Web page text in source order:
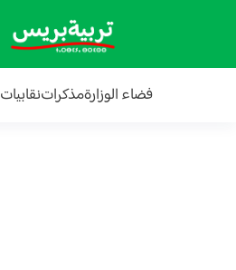
فضاء الوزارةمذكراتنقابيات